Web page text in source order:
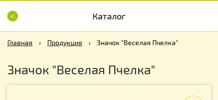
< Каталог
Главная › Продукция › Значок "Веселая Пчелка"
Значок "Веселая Пчелка"